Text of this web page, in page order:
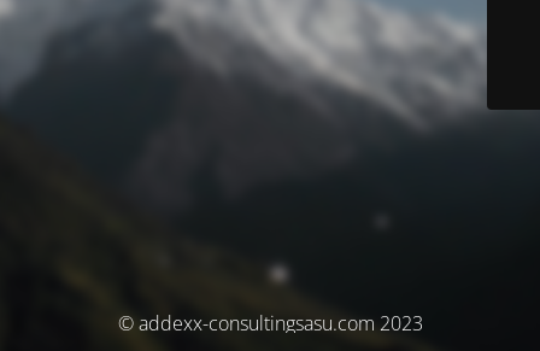
© addexx-consultingsasu.com 2023